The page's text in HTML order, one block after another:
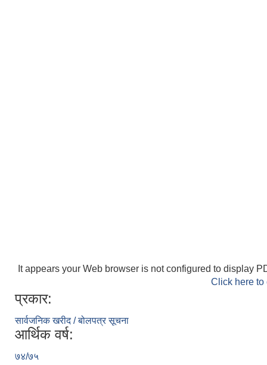
It appears your Web browser is not configured to display
Click here
प्रकार:
सार्वजनिक खरीद / बोलपत्र सूचना
आर्थिक वर्ष:
७४/७५